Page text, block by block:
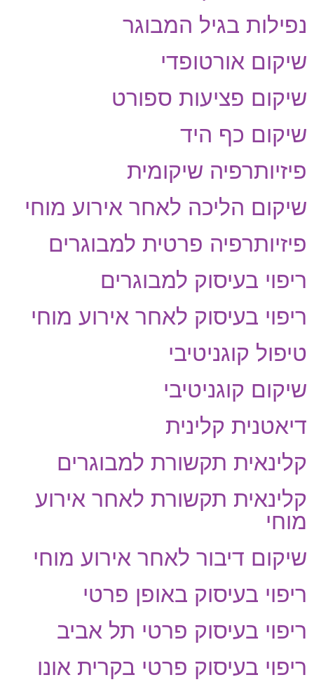
נפילות בגיל המבוגר
שיקום אורטופדי
שיקום פציעות ספורט
שיקום כף היד
פיזיותרפיה שיקומית
שיקום הליכה לאחר אירוע מוחי
פיזיותרפיה פרטית למבוגרים
ריפוי בעיסוק למבוגרים
ריפוי בעיסוק לאחר אירוע מוחי
טיפול קוגניטיבי
שיקום קוגניטיבי
דיאטנית קלינית
קלינאית תקשורת למבוגרים
קלינאית תקשורת לאחר אירוע
מוחי
שיקום דיבור לאחר אירוע מוחי
ריפוי בעיסוק באופן פרטי
ריפוי בעיסוק פרטי תל אביב
ריפוי בעיסוק פרטי בקרית אונו